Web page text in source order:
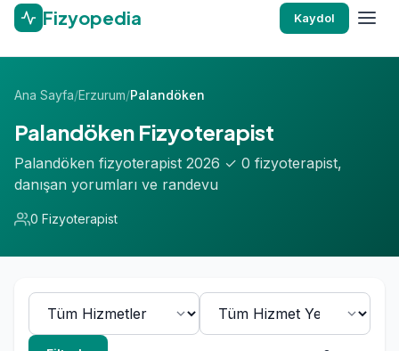
Fizyopedia Kaydol
Ana Sayfa/Erzurum/Palandöken
Palandöken Fizyoterapist
Palandöken fizyoterapist 2026 ✓ 0 fizyoterapist,
danışan yorumları ve randevu
0 Fizyoterapist